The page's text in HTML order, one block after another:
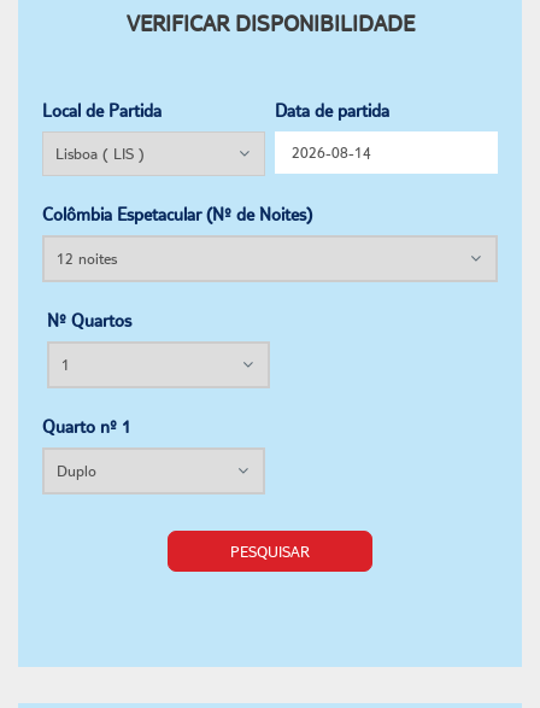
VERIFICAR DISPONIBILIDADE
Local de Partida Data de partida
Colômbia Espetacular (Nº de Noites)
Nº Quartos
Quarto nº 1
PESQUISAR